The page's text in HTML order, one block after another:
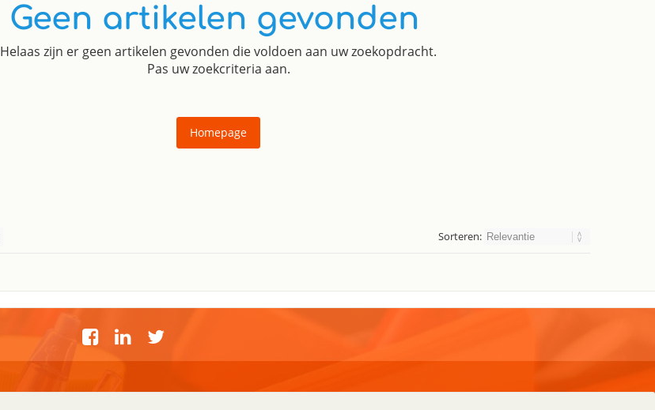
Geen artikelen gevonden
Helaas zijn er geen artikelen gevonden die voldoen aan uw zoekopdracht.
Pas uw zoekcriteria aan.
Homepage
Sorteren: